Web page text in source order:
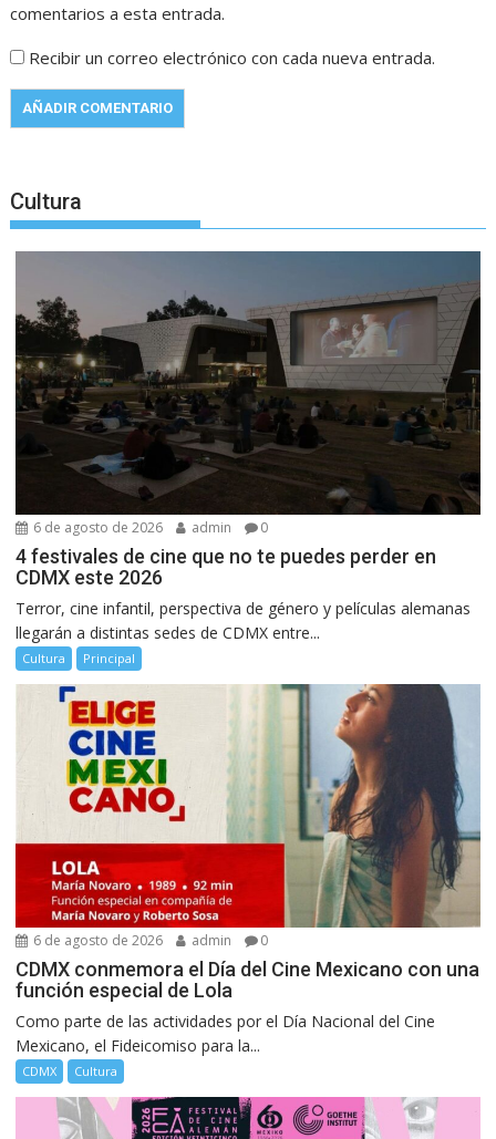
comentarios a esta entrada.
Recibir un correo electrónico con cada nueva entrada.
Cultura
6 de agosto de 2026 admin 0
4 festivales de cine que no te puedes perder en
CDMX este 2026
Terror, cine infantil, perspectiva de género y películas alemanas
llegarán a distintas sedes de CDMX entre...
Cultura Principal
6 de agosto de 2026 admin 0
CDMX conmemora el Día del Cine Mexicano con una
función especial de Lola
Como parte de las actividades por el Día Nacional del Cine
Mexicano, el Fideicomiso para la...
CDMX Cultura